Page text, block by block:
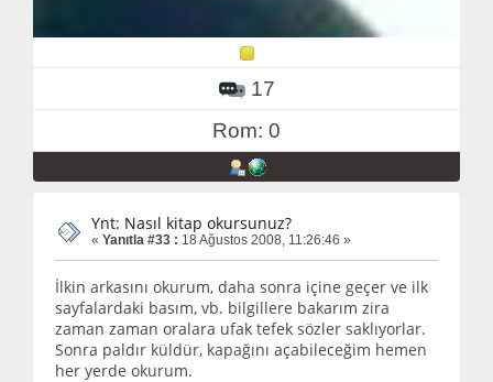
17
Rom: 0
Ynt: Nasıl kitap okursunuz?
« Yanıtla #33 : 18 Ağustos 2008, 11:26:46 »
İlkin arkasını okurum, daha sonra içine geçer ve ilk
sayfalardaki basım, vb. bilgillere bakarım zira
zaman zaman oralara ufak tefek sözler saklıyorlar.
Sonra paldır küldür, kapağını açabileceğim hemen
her yerde okurum.